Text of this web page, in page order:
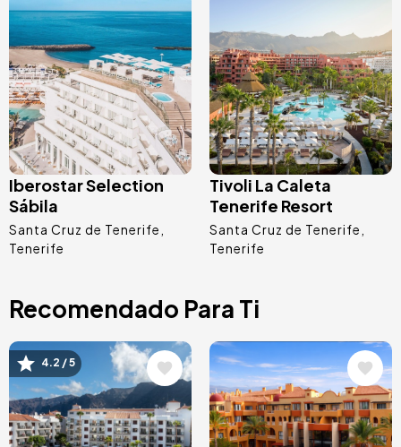
Image
Iberostar Selection
Sábila
Santa Cruz de Tenerife
Tenerife
Image
Tivoli La Caleta
Tenerife Resort
Santa Cruz de Tenerife
Tenerife
Recomendado Para Ti
Image
4.2 / 5 Image